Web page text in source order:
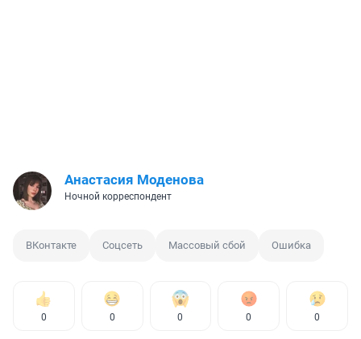
Анастасия Моденова
Ночной корреспондент
ВКонтакте Соцсеть Массовый сбой Ошибка
0 0 0 0 0